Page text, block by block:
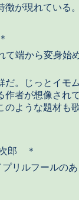
徴が現れている
て端から変身始
だ。じっとイモ
作者が想像され
のような題材も
郎 ＊
リルフールの